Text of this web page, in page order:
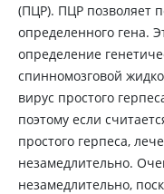
(ПЦР). ПЦР позволяет
определенного гена.
определение
спинномозговой
вирус простого
поэтому если
простого герпеса,
незамедлительно.
незамедлительно,